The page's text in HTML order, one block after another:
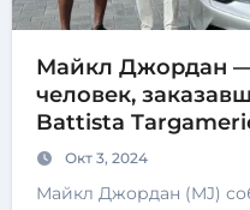
Майкл Джордан —
человек,
Battista
Окт 3, 2024
Майкл Джордан (MJ) собирал невероятные